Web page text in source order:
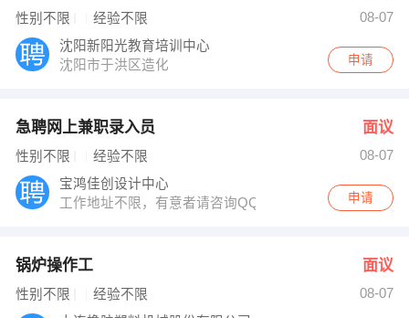
王女士 发布 [电气二氧焊工 ] 招聘信息
【大连益丰物流科技有限公司 】 强势入驻
性别不限 经验不限
08-07
沈阳新阳光教育培训中心
沈阳市于洪区造化
申请
急聘网上兼职录入员 面议
性别不限 经验不限
08-07
宝鸿佳创设计中心
工作地址不限，有意者请咨询QQ：758870090
申请
锅炉操作工 面议
性别不限 经验不限
08-07